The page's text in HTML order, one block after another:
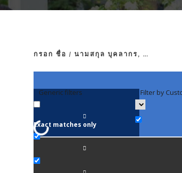
กรอก ชื่อ / นามสกุล บุคลากร, …
Generic filters
Exact matches only
Filter by